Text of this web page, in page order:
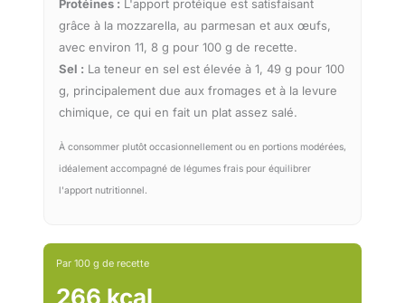
Protéines : L'apport protéique est satisfaisant
grâce à la mozzarella, au parmesan et aux œufs,
avec environ 11, 8 g pour 100 g de recette.
Sel : La teneur en sel est élevée à 1, 49 g pour 100
g, principalement due aux fromages et à la levure
chimique, ce qui en fait un plat assez salé.
À consommer plutôt occasionnellement ou en portions modérées,
idéalement accompagné de légumes frais pour équilibrer
l'apport nutritionnel.
Par 100 g de recette